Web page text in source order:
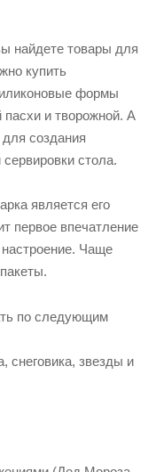
найдете товары для
купить
формы
пасхи и творожной. А
создания
стола.
является его
первое впечатление
Чаще
по следующим
снеговика, звезды и